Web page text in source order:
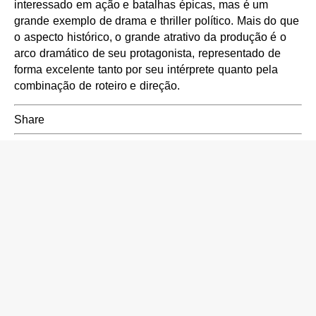
interessado em ação e batalhas épicas, mas é um
grande exemplo de drama e thriller político. Mais do que
o aspecto histórico, o grande atrativo da produção é o
arco dramático de seu protagonista, representado de
forma excelente tanto por seu intérprete quanto pela
combinação de roteiro e direção.
Share